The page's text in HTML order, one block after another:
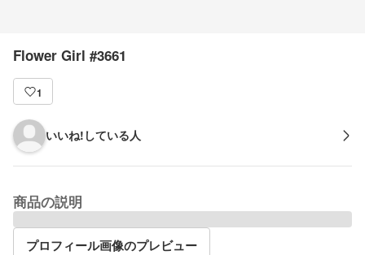
Flower Girl #3661
1
いいね!している人
商品の説明
プロフィール画像のプレビュー